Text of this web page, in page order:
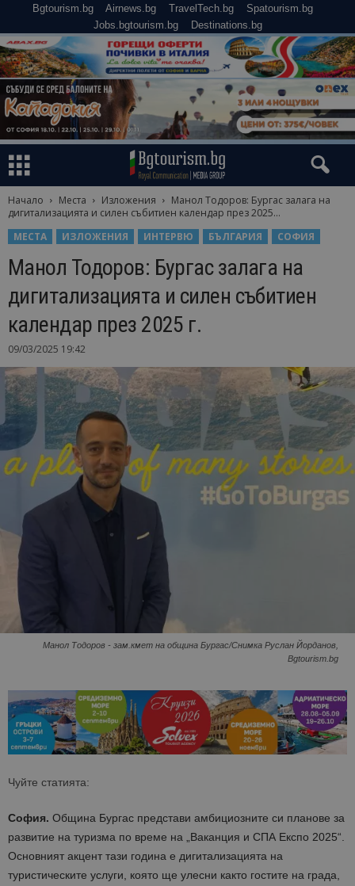
Bgtourism.bg Airnews.bg TravelTech.bg
Spatourism.bg
Jobs.bgtourism.bg
Destinations.bg
Начало Места Изложения
Манол Тодоров: Бургас залага на
дигитализацията и силен събитиен календар през 2025...
МЕСТА
ИЗЛОЖЕНИЯ ИНТЕРВЮ БЪЛГАРИЯ СОФИЯ
Манол Тодоров: Бургас залага на
дигитализацията и силен събитиен
календар през 2025 г.
09/03/2025 19:42
Манол Тодоров - зам.кмет на община Бургас/Снимка Руслан Йорданов,
Bgtourism.bg
Чуйте статията:
София. Община Бургас представи амбициозните си планове за
развитие на туризма по време на „Ваканция и СПА Експо 2025“.
Основният акцент тази година е дигитализацията на
туристическите услуги, която ще улесни както гостите на града,